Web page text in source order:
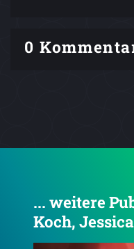
0
... weitere
Koch, Jessica